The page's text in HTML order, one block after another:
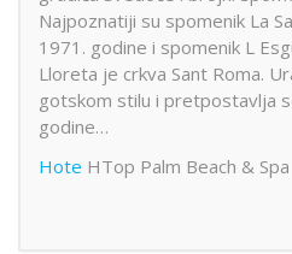
Najpoznatiji su spomenik La
1971. godine i spomenik L
Lloreta je crkva Sant Roma.
gotskom stilu i pretpostavlja
godine…
Hote HTop Palm Beach & Spa